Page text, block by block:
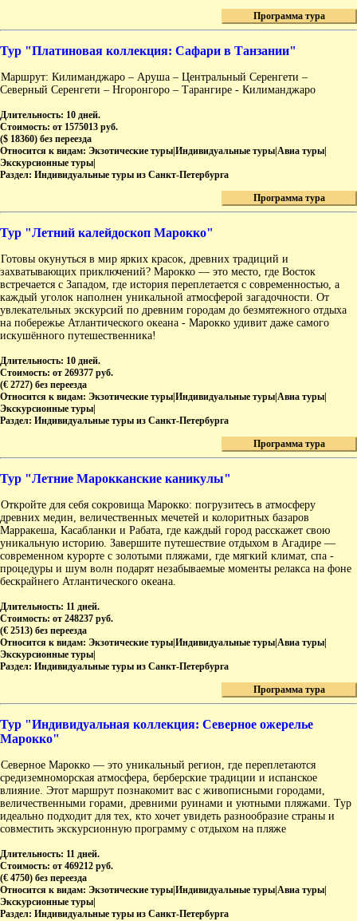
Программа тура
Тур "Платиновая коллекция: Сафари в Танзании"
Маршрут: Килиманджаро – Аруша – Центральный Серенгети –
Северный Серенгети – Нгоронгоро – Тарангире - Килиманджаро
Длительность: 10 дней.
Стоимость: от 1575013 руб.
($ 18360) без переезда
Относится к видам: Экзотические туры|Индивидуальные туры|Авиа туры|
Экскурсионные туры|
Раздел: Индивидуальные туры из Санкт-Петербурга
Программа тура
Тур "Летний калейдоскоп Марокко"
Готовы окунуться в мир ярких красок, древних традиций и
захватывающих приключений? Марокко — это место, где Восток
встречается с Западом, где история переплетается с современностью, а
каждый уголок наполнен уникальной атмосферой загадочности. От
увлекательных экскурсий по древним городам до безмятежного отдыха
на побережье Атлантического океана - Марокко удивит даже самого
искушённого путешественника!
Длительность: 10 дней.
Стоимость: от 269377 руб.
(€ 2727) без переезда
Относится к видам: Экзотические туры|Индивидуальные туры|Авиа туры|
Экскурсионные туры|
Раздел: Индивидуальные туры из Санкт-Петербурга
Программа тура
Тур "Летние Марокканские каникулы"
Откройте для себя сокровища Марокко: погрузитесь в атмосферу
древних медин, величественных мечетей и колоритных базаров
Марракеша, Касабланки и Рабата, где каждый город расскажет свою
уникальную историю. Завершите путешествие отдыхом в Агадире —
современном курорте с золотыми пляжами, где мягкий климат, спа -
процедуры и шум волн подарят незабываемые моменты релакса на фоне
бескрайнего Атлантического океана.
Длительность: 11 дней.
Стоимость: от 248237 руб.
(€ 2513) без переезда
Относится к видам: Экзотические туры|Индивидуальные туры|Авиа туры|
Экскурсионные туры|
Раздел: Индивидуальные туры из Санкт-Петербурга
Программа тура
Тур "Индивидуальная коллекция: Северное ожерелье
Марокко"
Северное Марокко — это уникальный регион, где переплетаются
средиземноморская атмосфера, берберские традиции и испанское
влияние. Этот маршрут познакомит вас с живописными городами,
величественными горами, древними руинами и уютными пляжами. Тур
идеально подходит для тех, кто хочет увидеть разнообразие страны и
совместить экскурсионную программу с отдыхом на пляже
Длительность: 11 дней.
Стоимость: от 469212 руб.
(€ 4750) без переезда
Относится к видам: Экзотические туры|Индивидуальные туры|Авиа туры|
Экскурсионные туры|
Раздел: Индивидуальные туры из Санкт-Петербурга